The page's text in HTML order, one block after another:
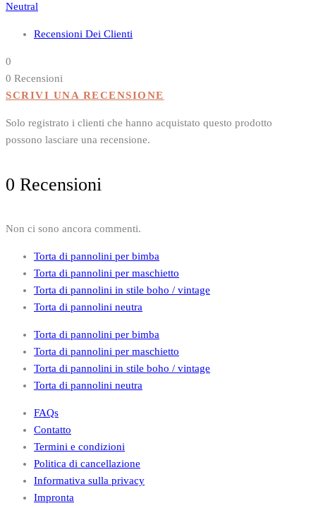
essere
prodotto
Neutral
Recensioni Dei Clienti
0
0 Recensioni
SCRIVI UNA RECENSIONE
Solo registrato i clienti che hanno acquistato questo prodotto
possono lasciare una recensione.
0 Recensioni
Non ci sono ancora commenti.
Torta di pannolini per bimba
Torta di pannolini per maschietto
Torta di pannolini in stile boho / vintage
Torta di pannolini neutra
Torta di pannolini per bimba
Torta di pannolini per maschietto
Torta di pannolini in stile boho / vintage
Torta di pannolini neutra
FAQs
Contatto
Termini e condizioni
Politica di cancellazione
Informativa sulla privacy
Impronta